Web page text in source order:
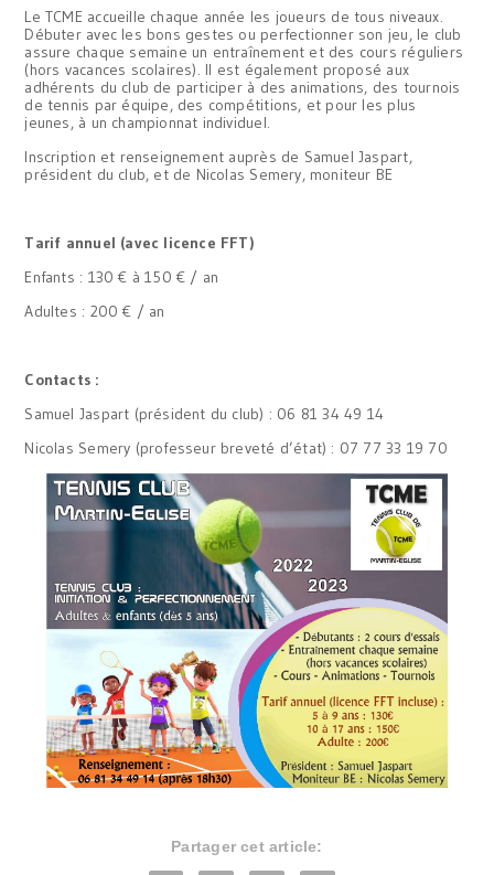
Le TCME accueille chaque année les joueurs de tous niveaux.
Débuter avec les bons gestes ou perfectionner son jeu, le club
assure chaque semaine un entraînement et des cours réguliers
(hors vacances scolaires). Il est également proposé aux
adhérents du club de participer à des animations, des tournois
de tennis par équipe, des compétitions, et pour les plus
jeunes, à un championnat individuel.
Inscription et renseignement auprès de Samuel Jaspart,
président du club, et de Nicolas Semery, moniteur BE
Tarif annuel (avec licence FFT)
Enfants : 130 € à 150 € / an
Adultes : 200 € / an
Contacts :
Samuel Jaspart (président du club) : 06 81 34 49 14
Nicolas Semery (professeur breveté d’état) : 07 77 33 19 70
Partager cet article: